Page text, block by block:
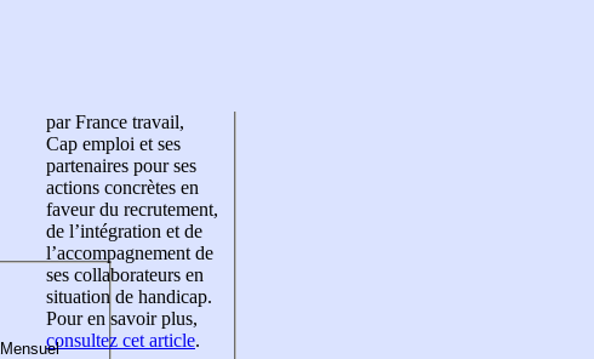
par France travail,
Cap emploi et ses
partenaires pour ses
actions concrètes en
faveur du recrutement,
de l’intégration et de
l’accompagnement de
ses collaborateurs en
situation de handicap.
Pour en savoir plus,
consultez cet article.